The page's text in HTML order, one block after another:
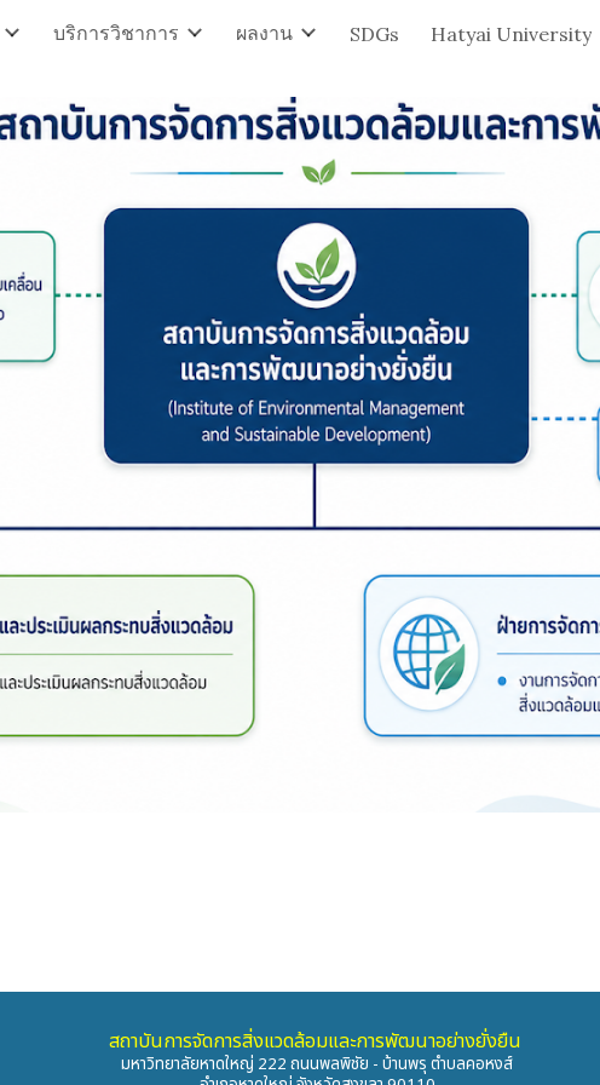
Skip to main content Skip to navigation
บริการวิชาการ ผลงาน SDGs Hatyai University
สถาบันการจัดการสิ่งแวดล้อมและการพัฒนาอย่างยั่งยืน
มหาวิทยาลัยหาดใหญ่ 222 ถนนพลพิชัย - บ้านพรุ ตำบลคอหงส์